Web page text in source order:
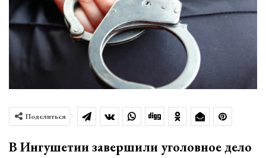
Поделиться
В Ингушетии завершили уголовное дело